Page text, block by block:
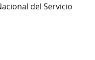
del Servicio